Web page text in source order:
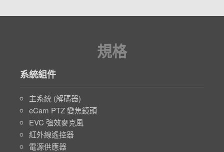
規格
系統組件
主系統 (解碼器)
eCam PTZ 變焦鏡頭
EVC 強效麥克風
紅外線遙控器
電源供應器